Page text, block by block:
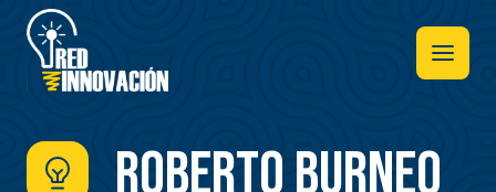
Pasar
contenido
principal
Roberto Burneo